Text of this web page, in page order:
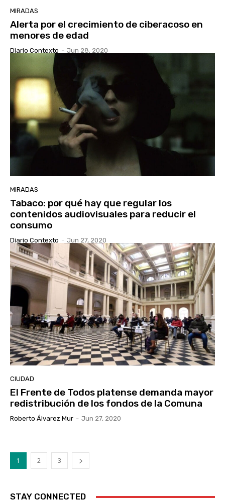
MIRADAS
Alerta por el crecimiento de ciberacoso en
menores de edad
Diario Contexto - Jun 28, 2020
MIRADAS
Tabaco: por qué hay que regular los
contenidos audiovisuales para reducir el
consumo
Diario Contexto - Jun 27, 2020
CIUDAD
El Frente de Todos platense demanda mayor
redistribución de los fondos de la Comuna
Roberto Álvarez Mur - Jun 27, 2020
1 2 3
STAY CONNECTED